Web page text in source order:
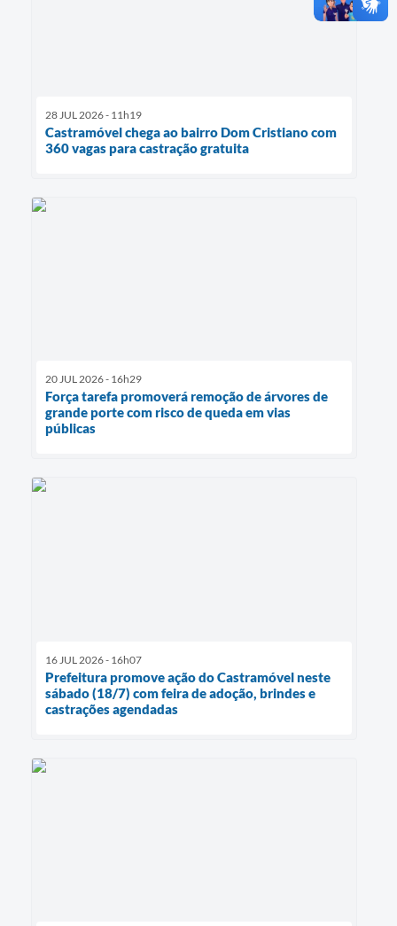
28 JUL 2026 - 11h19
Castramóvel chega ao bairro Dom Cristiano com
360 vagas para castração gratuita
20 JUL 2026 - 16h29
Força tarefa promoverá remoção de árvores de
grande porte com risco de queda em vias
públicas
16 JUL 2026 - 16h07
Prefeitura promove ação do Castramóvel neste
sábado (18/7) com feira de adoção, brindes e
castrações agendadas